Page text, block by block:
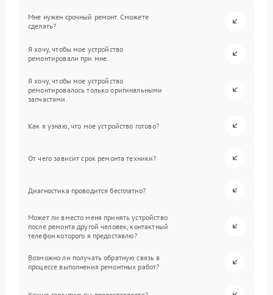
Мне нужен срочный ремонт. Сможете
сделать?
Я хочу, чтобы мое устройство
ремонтировали при мне.
Я хочу, чтобы мое устройство
ремонтировалось только оригинальными
запчастями.
Как я узнаю, что мое устройство готово?
От чего зависит срок ремонта техники?
Диагностика проводится бесплатно?
Может ли вместо меня принять устройство
после ремонта другой человек, контактный
телефон которого я предоставлю?
Возможно ли получать обратную связь в
процессе выполнения ремонтных работ?